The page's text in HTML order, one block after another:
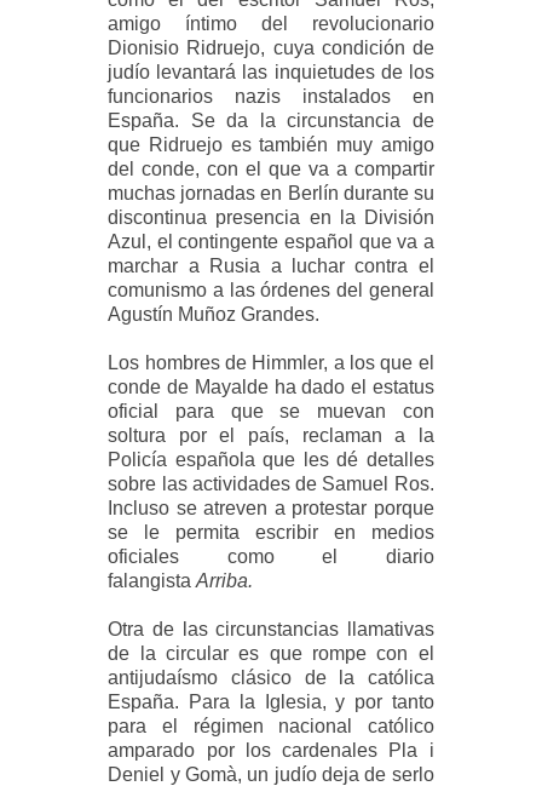
amigo íntimo del revolucionario
Dionisio Ridruejo, cuya condición de
judío levantará las inquietudes de los
funcionarios nazis instalados en
España. Se da la circunstancia de
que Ridruejo es también muy amigo
del conde, con el que va a compartir
muchas jornadas en Berlín durante su
discontinua presencia en la División
Azul, el contingente español que va a
marchar a Rusia a luchar contra el
comunismo a las órdenes del general
Agustín Muñoz Grandes.
Los hombres de Himmler, a los que el
conde de Mayalde ha dado el estatus
oficial para que se muevan con
soltura por el país, reclaman a la
Policía española que les dé detalles
sobre las actividades de Samuel Ros.
Incluso se atreven a protestar porque
se le permita escribir en medios
oficiales como el diario
falangistaArriba.
Otra de las circunstancias llamativas
de la circular es que rompe con el
antijudaísmo clásico de la católica
España. Para la Iglesia, y por tanto
para el régimen nacional católico
amparado por los cardenales Pla i
Deniel y Gomà, un judío deja de serlo